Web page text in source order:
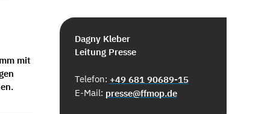
mit
Dagny Kleber
Leitung Presse
Telefon: +49 681 90689-15
E-Mail: presse@ffmop.de